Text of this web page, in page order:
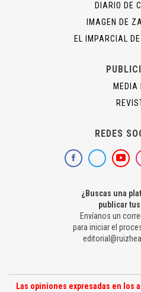
DIARIO DE
IMAGEN DE
EL IMPARCIAL
MEDIA
REDES
¿Buscas una
publicar
Envíanos un
para iniciar el
Las opiniones expresadas en los